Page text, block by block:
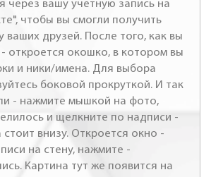
через вашу учетную запись на
чтобы вы смогли получить
ваших друзей. После того, как вы
- откроется окошко, в котором вы
и ники/имена. Для выбора
боковой прокруткой. И так
- нажмите мышкой на фото,
и щелкните по надписи -
внизу. Откроется окно -
на стену, нажмите -
Картина тут же появится на